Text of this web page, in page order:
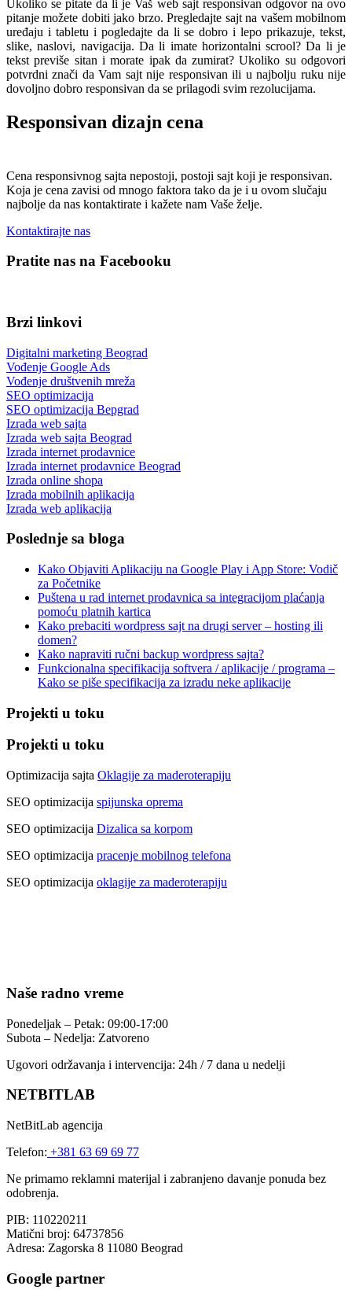
Ukoliko se pitate da li je Vaš web sajt responsivan odgovor na ovo
pitanje možete dobiti jako brzo. Pregledajte sajt na vašem mobilnom
uređaju i tabletu i pogledajte da li se dobro i lepo prikazuje, tekst,
slike, naslovi, navigacija. Da li imate horizontalni scrool? Da li je
tekst previše sitan i morate ipak da zumirat? Ukoliko su odgovori
potvrdni znači da Vam sajt nije responsivan ili u najbolju ruku nije
dovoljno dobro responsivan da se prilagodi svim rezolucijama.
Responsivan dizajn cena
Cena responsivnog sajta nepostoji, postoji sajt koji je responsivan.
Koja je cena zavisi od mnogo faktora tako da je i u ovom slučaju
najbolje da nas kontaktirate i kažete nam Vaše želje.
Kontaktirajte nas
Pratite nas na Facebooku
Brzi linkovi
Digitalni marketing Beograd
Vođenje Google Ads
Vođenje društvenih mreža
SEO optimizacija
SEO optimizacija Bepgrad
Izrada web sajta
Izrada web sajta Beograd
Izrada internet prodavnice
Izrada internet prodavnice Beograd
Izrada online shopa
Izrada mobilnih aplikacija
Izrada web aplikacija
Poslednje sa bloga
Kako Objaviti Aplikaciju na Google Play i App Store: Vodič
za Početnike
Puštena u rad internet prodavnica sa integracijom plaćanja
pomoću platnih kartica
Kako prebaciti wordpress sajt na drugi server – hosting ili
domen?
Kako napraviti ručni backup wordpress sajta?
Funkcionalna specifikacija softvera / aplikacije / programa –
Kako se piše specifikacija za izradu neke aplikacije
Projekti u toku
Projekti u toku
Optimizacija sajta Oklagije za maderoterapiju
SEO optimizacija spijunska oprema
SEO optimizacija Dizalica sa korpom
SEO optimizacija pracenje mobilnog telefona
SEO optimizacija oklagije za maderoterapiju
Naše radno vreme
Ponedeljak – Petak: 09:00-17:00
Subota – Nedelja: Zatvoreno
Ugovori održavanja i intervencija: 24h / 7 dana u nedelji
NETBITLAB
NetBitLab agencija
Telefon: +381 63 69 69 77
Ne primamo reklamni materijal i zabranjeno davanje ponuda bez
odobrenja.
PIB: 110220211
Matični broj: 64737856
Adresa: Zagorska 8 11080 Beograd
Google partner